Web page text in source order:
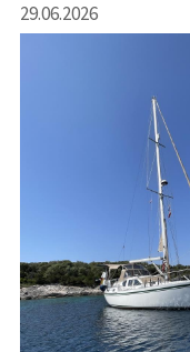
29.06.2026